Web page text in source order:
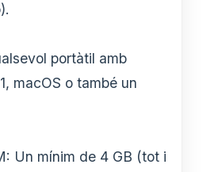
portàtil amb
macOS o també un
Un mínim de 4 GB (tot i